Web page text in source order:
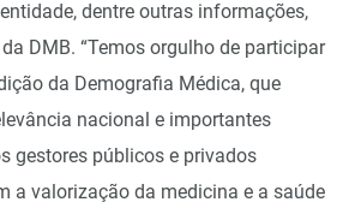
dentre outras informações,
DMB. “Temos orgulho de participar
da Demografia Médica, que
nacional e importantes
gestores públicos e privados
a valorização da medicina e a saúde